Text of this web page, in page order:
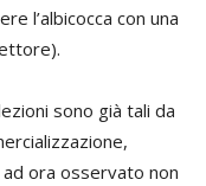
l’albicocca con una
sono già tali da
ora osservato non